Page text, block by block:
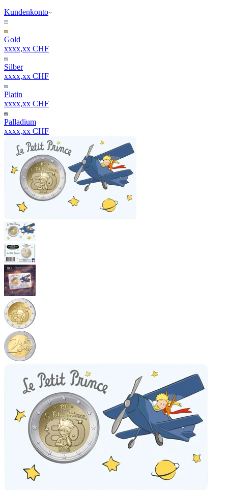
Kundenkonto
Gold
xxxx,xx CHF
Silber
xxxx,xx CHF
Platin
xxxx,xx CHF
Palladium
xxxx,xx CHF